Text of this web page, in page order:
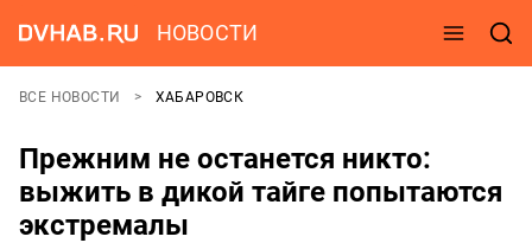
НОВОСТИ
ВСЕ НОВОСТИ ХАБАРОВСК
Прежним не останется никто:
выжить в дикой тайге попытаются
экстремалы